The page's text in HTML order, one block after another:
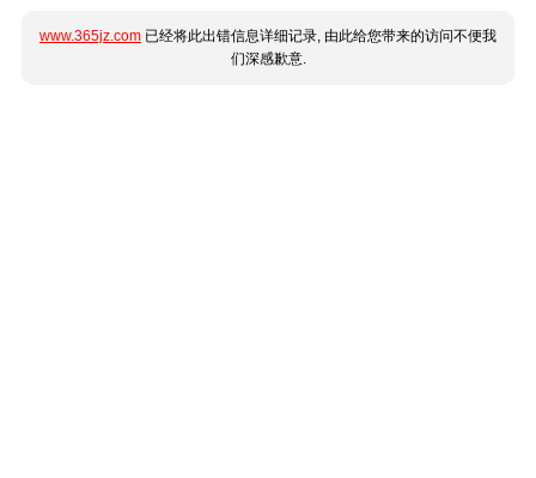
www.365jz.com 已经将此出错信息详细记录, 由此给您带来的访问不便我
们深感歉意.